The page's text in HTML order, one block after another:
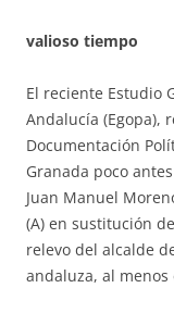
valioso tiempo
El reciente Estudio
Andalucía (Egopa),
Documentación
Granada poco
Juan Manuel
(A) en sustitución
relevo del alcalde
andaluza, al menos